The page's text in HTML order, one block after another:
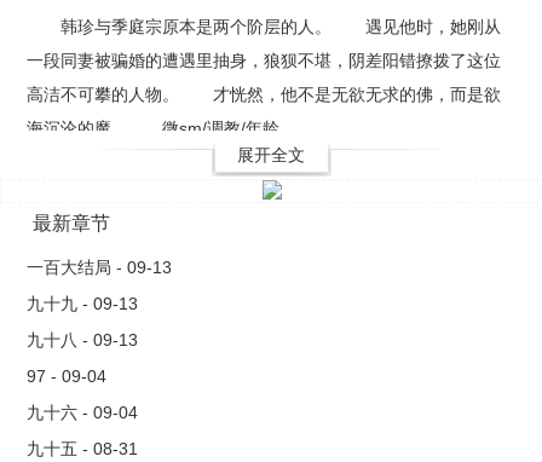
韩珍与季庭宗原本是两个阶层的人。 遇见他时，她刚从
一段同妻被骗婚的遭遇里抽身，狼狈不堪，阴差阳错撩拨了这位
高洁不可攀的人物。 才恍然，他不是无欲无求的佛，而是欲
海沉沦的魔。 微sm/调教/年龄..
展开全文
最新章节
一百大结局 - 09-13
九十九 - 09-13
九十八 - 09-13
97 - 09-04
九十六 - 09-04
九十五 - 08-31